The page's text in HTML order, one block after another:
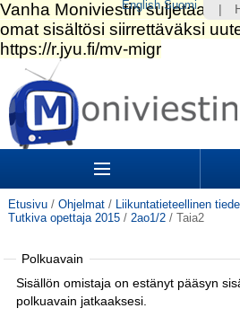
Siirry
sisältöön.
|
Siirry
navigointiin
Sections
Etusivu / Ohjelmat / Liikuntatieteellinen
Tutkiva opettaja 2015 / 2ao1/2 / Taia2
Polkuavain
Sisällön omistaja on estänyt pääsyn
polkuavain jatkaaksesi.
English Suomi